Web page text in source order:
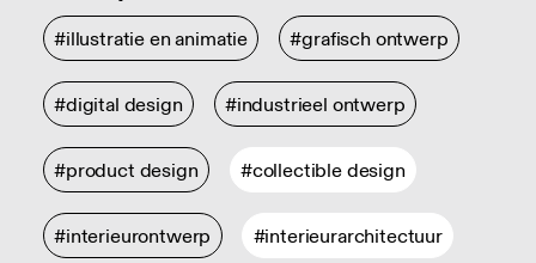
#illustratie en animatie #grafisch ontwerp
#digital design #industrieel ontwerp
#product design #collectible design
#interieurontwerp #interieurarchitectuur